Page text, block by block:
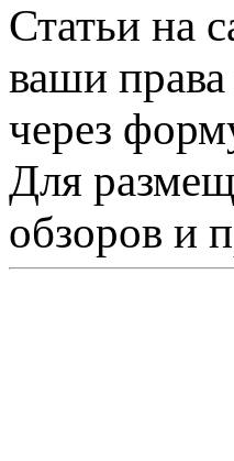
Статьи на
ваши
через
Для
обзоров и